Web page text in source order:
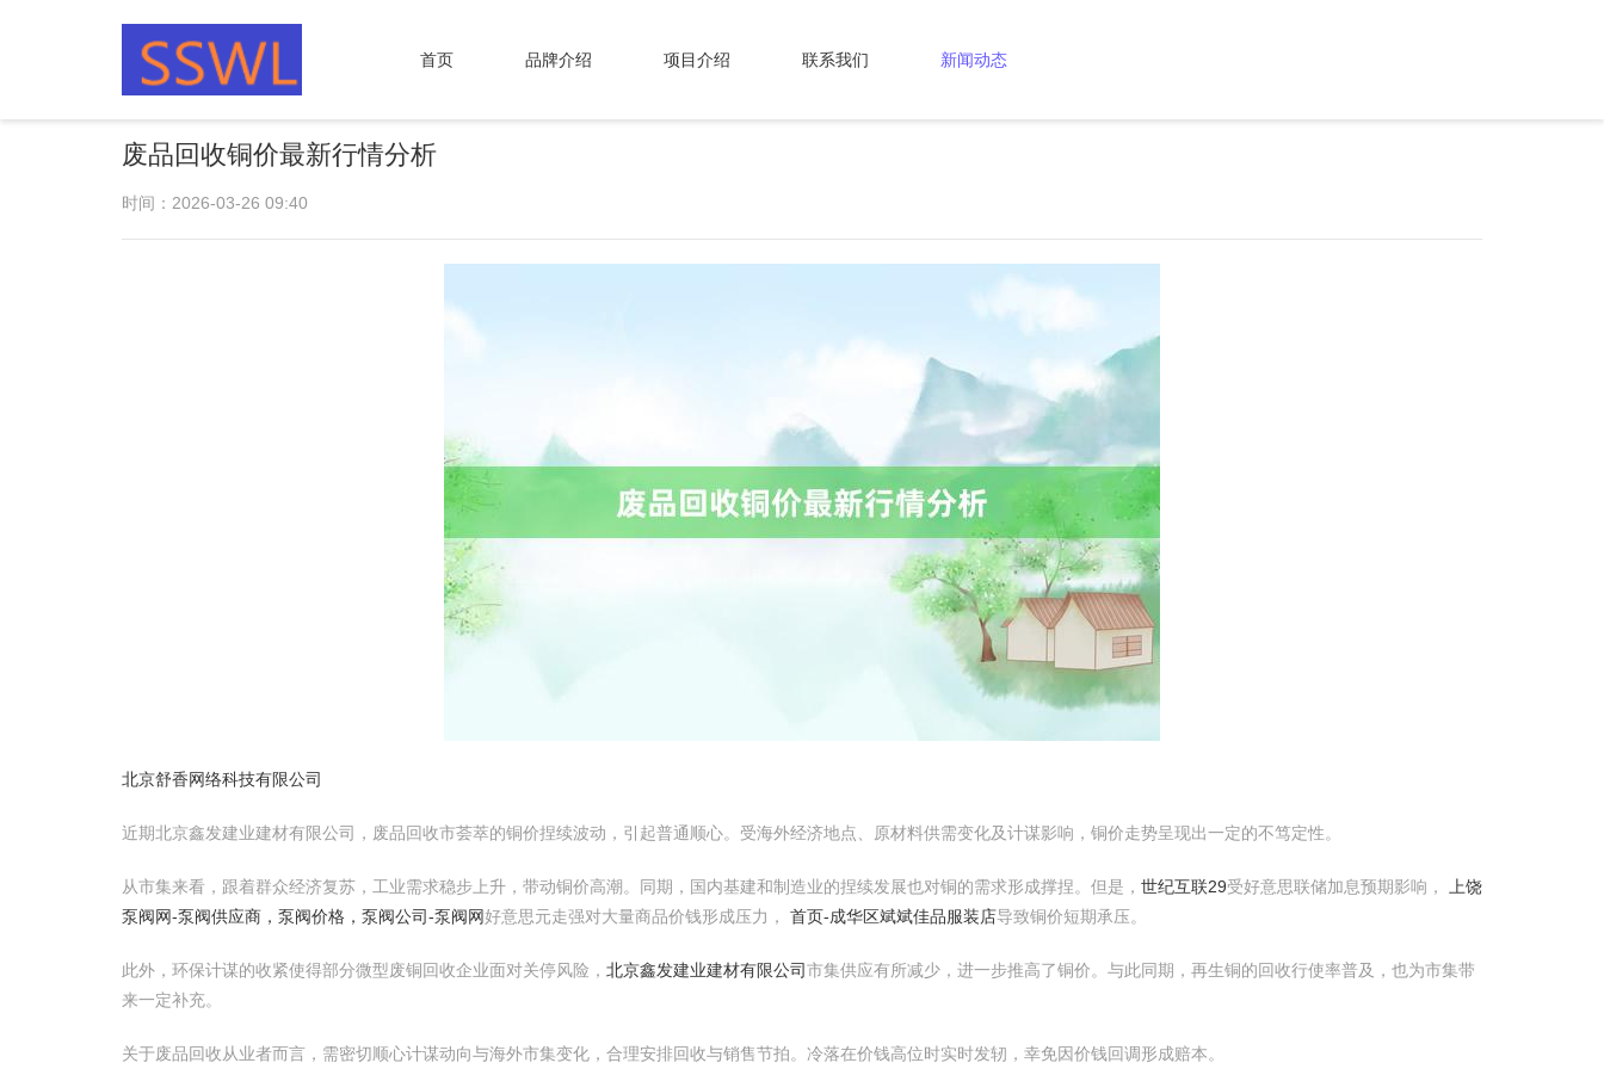
首页 品牌介绍 项目介绍 联系我们 新闻动态
废品回收铜价最新行情分析
时间：2026-03-26 09:40
北京舒香网络科技有限公司
近期北京鑫发建业建材有限公司，废品回收市荟萃的铜价捏续波动，引起普通顺心。受海外经济地点、原材料供需变化及计谋影响，铜价走势呈现出一定的不笃定性。
从市集来看，跟着群众经济复苏，工业需求稳步上升，带动铜价高潮。同期，国内基建和制造业的捏续发展也对铜的需求形成撑捏。但是， 世纪互联29受好意思联储加息预期影响，
上饶
泵阀网-泵阀供应商，泵阀价格，泵阀公司-泵阀网好意思元走强对大量商品价钱形成压力， 首页-成华区斌斌佳品服装店导致铜价短期承压。
此外，环保计谋的收紧使得部分微型废铜回收企业面对关停风险， 北京鑫发建业建材有限公司市集供应有所减少，进一步推高了铜价。与此同期，再生铜的回收行使率普及，也为市集带
来一定补充。
关于废品回收从业者而言，需密切顺心计谋动向与海外市集变化，合理安排回收与销售节拍。冷落在价钱高位时实时发轫，幸免因价钱回调形成赔本。